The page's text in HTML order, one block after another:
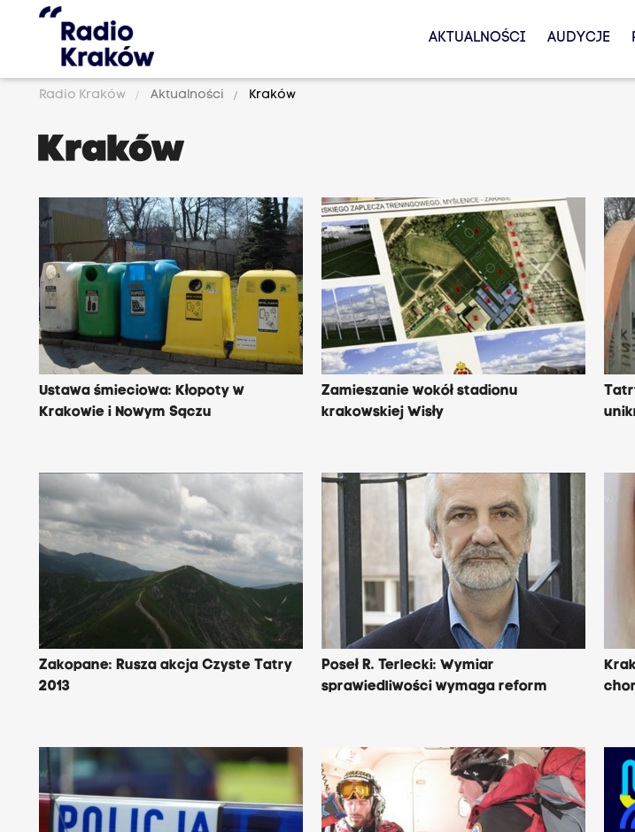
AKTUALNOŚCI AUDYCJE
Radio Kraków Aktualności Kraków
Kraków
Ustawa śmieciowa: Kłopoty w
Krakowie i Nowym Sączu
Zamieszanie wokół stadionu
krakowskiej Wisły
Zakopane: Rusza akcja Czyste Tatry
2013
Poseł R. Terlecki: Wymiar
sprawiedliwości wymaga reform